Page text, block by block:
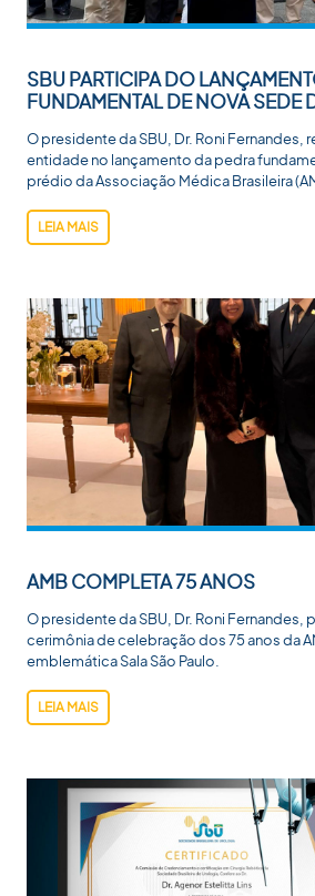
SBU PARTICIPA DO
FUNDAMENTAL DE NOVA SEDE
O presidente da SBU, Dr. Roni Fernandes,
entidade no lançamento da pedra
prédio da Associação Médica Brasileira
LEIA MAIS
AMB COMPLETA 75 ANOS
O presidente da SBU, Dr. Roni Fernandes,
cerimônia de celebração dos 75 anos da
emblemática Sala São Paulo.
LEIA MAIS